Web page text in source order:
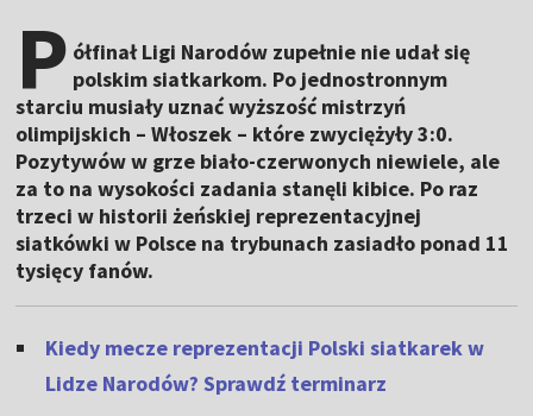
P ółfinał Ligi Narodów zupełnie nie udał się
polskim siatkarkom. Po jednostronnym
starciu musiały uznać wyższość mistrzyń
olimpijskich – Włoszek – które zwyciężyły 3:0.
Pozytywów w grze biało-czerwonych niewiele, ale
za to na wysokości zadania stanęli kibice. Po raz
trzeci w historii żeńskiej reprezentacyjnej
siatkówki w Polsce na trybunach zasiadło ponad 11
tysięcy fanów.
Kiedy mecze reprezentacji Polski siatkarek w
Lidze Narodów? Sprawdź terminarz